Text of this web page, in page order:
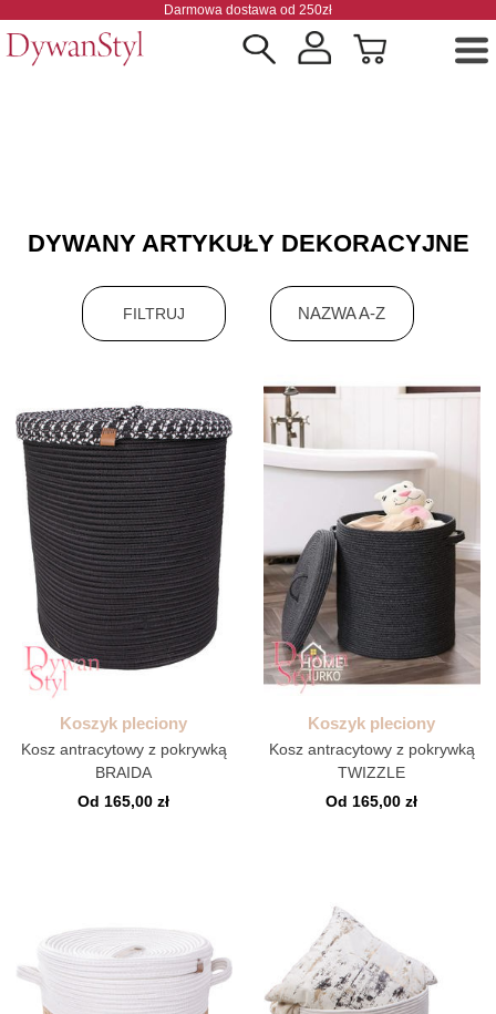
Darmowa dostawa od 250zł
DYWANY ARTYKUŁY DEKORACYJNE
FILTRUJ NAZWA A-Z
Koszyk pleciony
Kosz antracytowy z pokrywką
BRAIDA
Od 165,00 zł
Koszyk pleciony
Kosz antracytowy z pokrywką
TWIZZLE
Od 165,00 zł